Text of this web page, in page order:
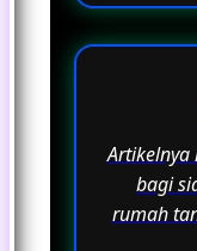
Artikelnya
bagi
rumah